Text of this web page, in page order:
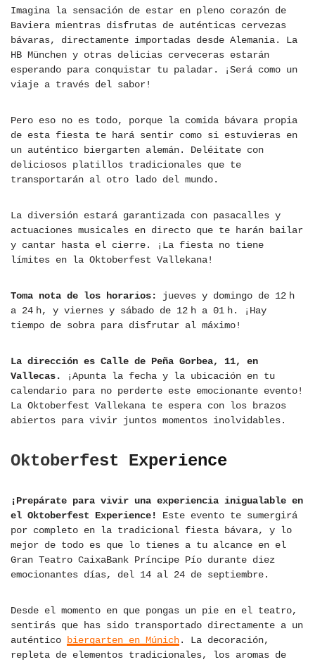
Imagina la sensación de estar en pleno corazón de
Baviera mientras disfrutas de auténticas cervezas
bávaras, directamente importadas desde Alemania. La
HB München y otras delicias cerveceras estarán
esperando para conquistar tu paladar. ¡Será como un
viaje a través del sabor!
Pero eso no es todo, porque la comida bávara propia
de esta fiesta te hará sentir como si estuvieras en
un auténtico biergarten alemán. Deléitate con
deliciosos platillos tradicionales que te
transportarán al otro lado del mundo.
La diversión estará garantizada con pasacalles y
actuaciones musicales en directo que te harán bailar
y cantar hasta el cierre. ¡La fiesta no tiene
límites en la Oktoberfest Vallekana!
Toma nota de los horarios:
jueves y domingo de 12 h
a 24 h, y viernes y sábado de 12 h a 01 h. ¡Hay
tiempo de sobra para disfrutar al máximo!
La dirección es Calle de Peña Gorbea, 11, en
Vallecas.
¡Apunta la fecha y la ubicación en tu
calendario para no perderte este emocionante evento!
La Oktoberfest Vallekana te espera con los brazos
abiertos para vivir juntos momentos inolvidables.
Oktoberfest Experience
¡Prepárate para vivir una experiencia inigualable en
el Oktoberfest Experience!
Este evento te sumergirá
por completo en la tradicional fiesta bávara, y lo
mejor de todo es que lo tienes a tu alcance en el
Gran Teatro CaixaBank Príncipe Pío durante diez
emocionantes días, del 14 al 24 de septiembre.
Desde el momento en que pongas un pie en el teatro,
sentirás que has sido transportado directamente a un
auténtico biergarten en Múnich. La decoración,
repleta de elementos tradicionales, los aromas de